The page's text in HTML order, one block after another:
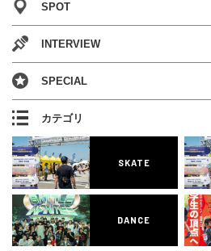
SPOT
INTERVIEW
SPECIAL
カテゴリ
SKATE
DANCE